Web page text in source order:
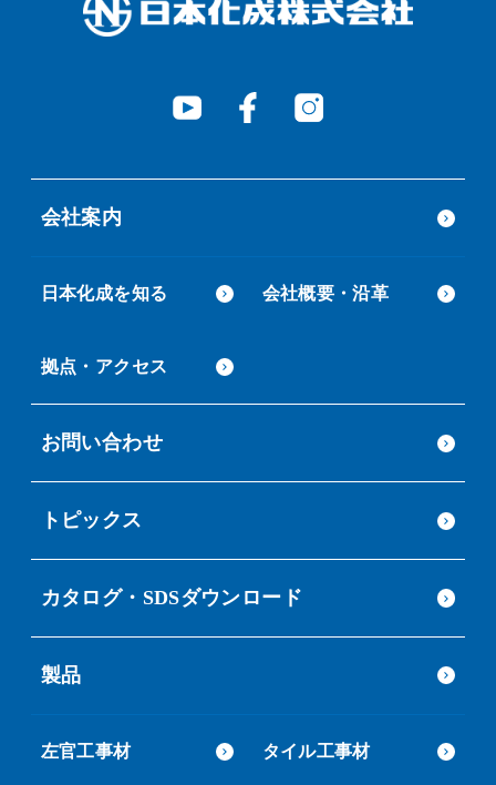
会社案内
日本化成を知る 会社概要・沿革
拠点・アクセス
お問い合わせ
トピックス
カタログ・SDSダウンロード
製品
左官工事材 タイル工事材